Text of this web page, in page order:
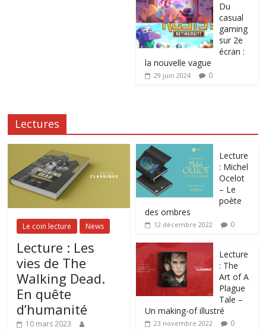
Du
casual
gaming
sur 2e
écran :
la nouvelle vague
29 juin 2024 0
Lectures
Le coin lecture News
Lecture : Les
vies de The
Walking Dead.
En quête
d’humanité
10 mars 2023
Lecture
: Michel
Ocelot
– Le
poète
des ombres
12 décembre 2022 0
Lecture
: The
Art of A
Plague
Tale –
Un making-of illustré
23 novembre 2022 0